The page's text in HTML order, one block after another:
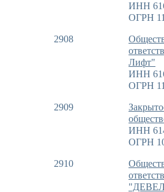
ИНН
ОГРН
2908
Лифт"
ИНН
ОГРН
2909
ИНН
ОГРН
2910